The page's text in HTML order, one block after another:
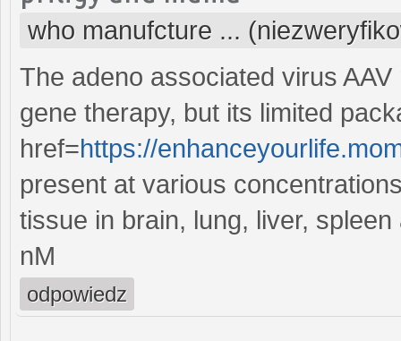
who manufcture ...
The adeno associated virus
gene therapy, but its limited
href=https://
present at various
tissue in brain, lung, liver,
nM
odpowiedz